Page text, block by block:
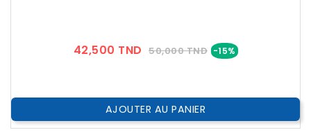
42,500 TND Prix
50,000 TND -15% Prix
AJOUTER AU PANIER